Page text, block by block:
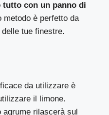
con un panno di
metodo è perfetto da
tue finestre.
da utilizzare è
il limone.
agrume rilascerà sul